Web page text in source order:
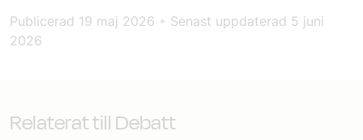
Publicerad 19 maj 2026 • Senast uppdaterad 5 juni
2026
Relaterat till Debatt